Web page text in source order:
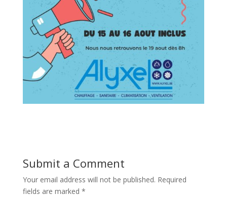
Submit a Comment
Your email address will not be published. Required
fields are marked *